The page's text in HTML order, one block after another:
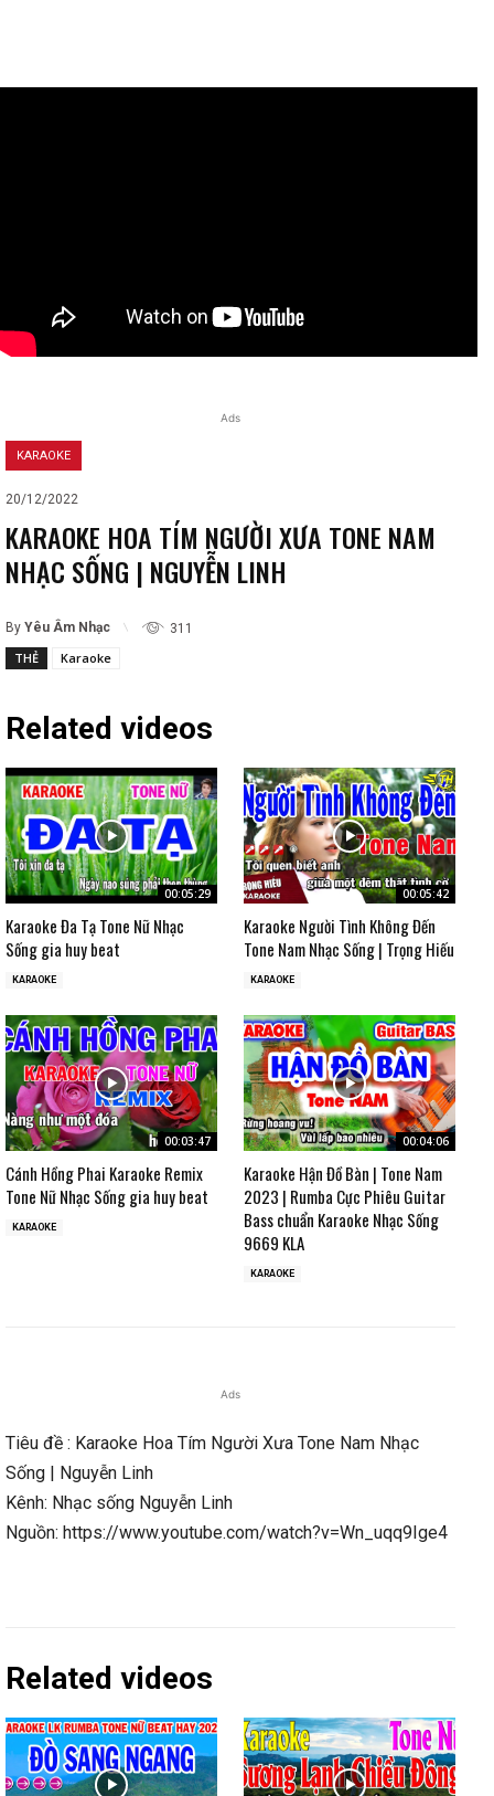
Ads
KARAOKE
20/12/2022
KARAOKE HOA TÍM NGƯỜI XƯA TONE NAM
NHẠC SỐNG | NGUYỄN LINH
By Yêu Âm Nhạc 311
THẺ Karaoke
Related videos
00:05:29
Karaoke Đa Tạ Tone Nữ Nhạc
Sống gia huy beat
KARAOKE
00:05:42
Karaoke Người Tình Không Đến
Tone Nam Nhạc Sống | Trọng Hiếu
KARAOKE
00:03:47
Cánh Hồng Phai Karaoke Remix
Tone Nữ Nhạc Sống gia huy beat
KARAOKE
00:04:06
Karaoke Hận Đồ Bàn | Tone Nam
2023 | Rumba Cực Phiêu Guitar
Bass chuẩn Karaoke Nhạc Sống
9669 KLA
KARAOKE
Ads
Tiêu đề : Karaoke Hoa Tím Người Xưa Tone Nam Nhạc
Sống | Nguyễn Linh
Kênh: Nhạc sống Nguyễn Linh
Nguồn: https://www.youtube.com/watch?v=Wn_uqq9Ige4
Related videos